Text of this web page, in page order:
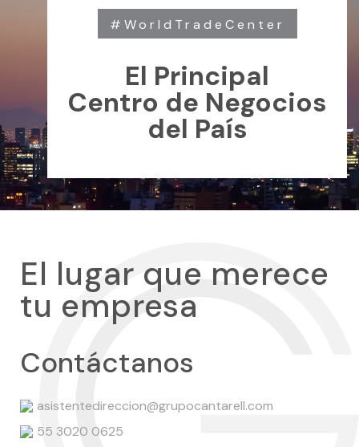
#WorldTradeCenter
El Principal
Centro de Negocios
del País
El lugar que merece
tu empresa
Contáctanos
asistentedireccion@grupocantarell.com
55 3020 0625